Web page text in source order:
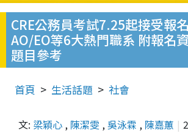
CRE公務員考試7.25起接受報
AO/EO等6大熱門職系 附報名
題目參考
首頁 生活話題 社會
文: 梁穎心 , 陳潔雯 ,吳泳霖 , 陳嘉蕙